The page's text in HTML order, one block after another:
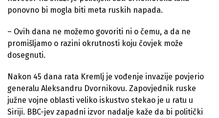
ponovno bi mogla biti meta ruskih napada.
– Ovih dana ne možemo govoriti ni o čemu, a da ne
promišljamo o razini okrutnosti koju čovjek može
dosegnuti.
Nakon 45 dana rata Kremlj je vođenje invazije povjerio
generalu Aleksandru Dvornikovu. Zapovjednik ruske
južne vojne oblasti veliko iskustvo stekao je u ratu u
Siriji. BBC-jev zapadni izvor nadalje kaže da bi politički